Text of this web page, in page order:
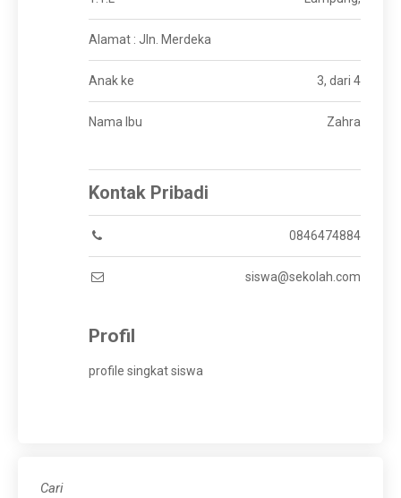
Alamat : Jln. Merdeka
Anak ke 3, dari 4
Nama Ibu Zahra
Kontak Pribadi
0846474884
siswa@sekolah.com
Profil
profile singkat siswa
Cari